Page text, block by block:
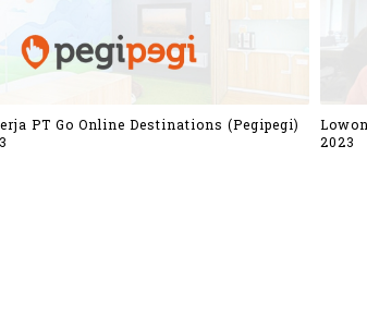
PT Go Online Destinations (Pegipegi)
2023